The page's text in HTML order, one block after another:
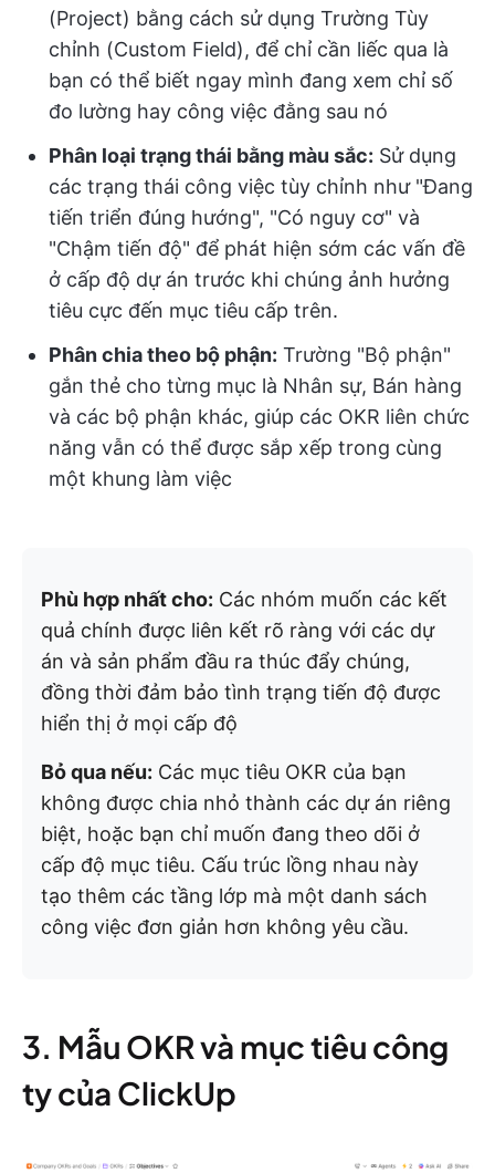
(Project) bằng cách sử dụng Trường Tùy
chỉnh (Custom Field), để chỉ cần liếc qua là
bạn có thể biết ngay mình đang xem chỉ số
đo lường hay công việc đằng sau nó
Phân loại trạng thái bằng màu sắc: Sử dụng
các trạng thái công việc tùy chỉnh như "Đang
tiến triển đúng hướng", "Có nguy cơ" và
"Chậm tiến độ" để phát hiện sớm các vấn đề
ở cấp độ dự án trước khi chúng ảnh hưởng
tiêu cực đến mục tiêu cấp trên.
Phân chia theo bộ phận: Trường "Bộ phận"
gắn thẻ cho từng mục là Nhân sự, Bán hàng
và các bộ phận khác, giúp các OKR liên chức
năng vẫn có thể được sắp xếp trong cùng
một khung làm việc
Phù hợp nhất cho: Các nhóm muốn các kết
quả chính được liên kết rõ ràng với các dự
án và sản phẩm đầu ra thúc đẩy chúng,
đồng thời đảm bảo tình trạng tiến độ được
hiển thị ở mọi cấp độ
Bỏ qua nếu: Các mục tiêu OKR của bạn
không được chia nhỏ thành các dự án riêng
biệt, hoặc bạn chỉ muốn đang theo dõi ở
cấp độ mục tiêu. Cấu trúc lồng nhau này
tạo thêm các tầng lớp mà một danh sách
công việc đơn giản hơn không yêu cầu.
3. Mẫu OKR và mục tiêu công
ty của ClickUp